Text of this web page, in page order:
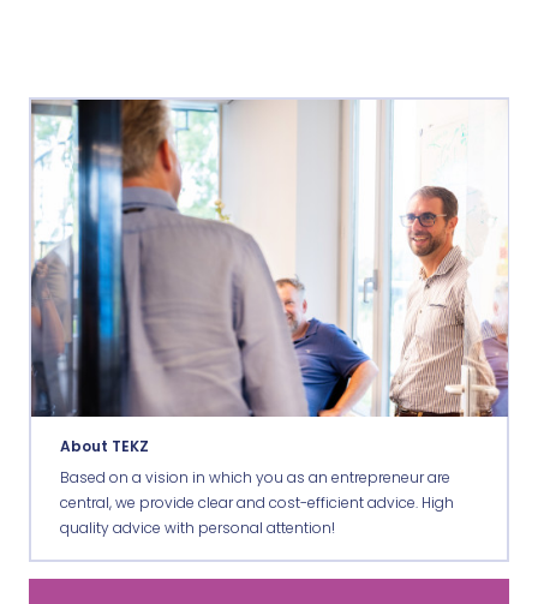
About TEKZ
Based on a vision in which you as an entrepreneur are
central, we provide clear and cost-efficient advice. High
quality advice with personal attention!